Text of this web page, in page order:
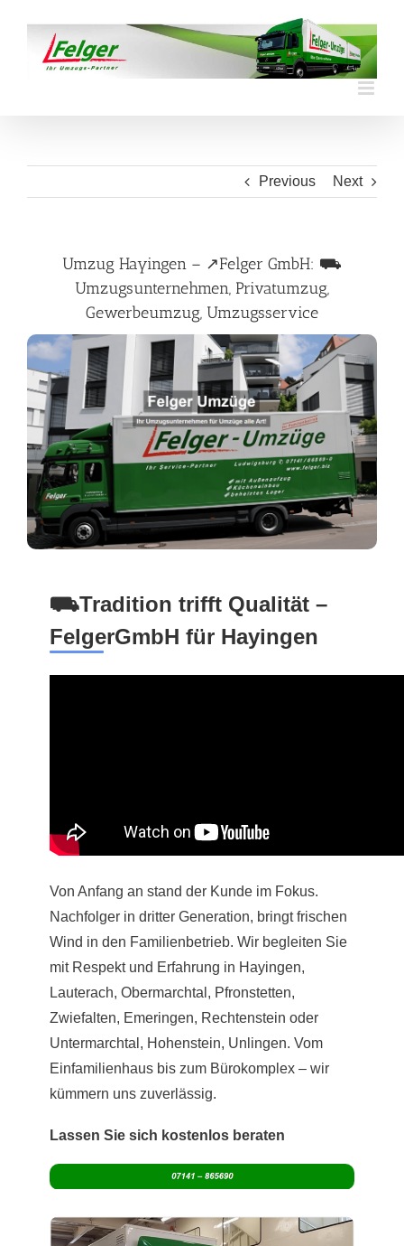
content
Previous Next
Umzug Hayingen – ↗️Felger GmbH: ⛟
Umzugsunternehmen, Privatumzug,
Gewerbeumzug, Umzugsservice
⛟Tradition trifft Qualität –
FelgerGmbH für Hayingen
Von Anfang an stand der Kunde im Fokus.
Nachfolger in dritter Generation, bringt frischen
Wind in den Familienbetrieb. Wir begleiten Sie
mit Respekt und Erfahrung in Hayingen,
Lauterach, Obermarchtal, Pfronstetten,
Zwiefalten, Emeringen, Rechtenstein oder
Untermarchtal, Hohenstein, Unlingen. Vom
Einfamilienhaus bis zum Bürokomplex – wir
kümmern uns zuverlässig.
Lassen Sie sich kostenlos beraten